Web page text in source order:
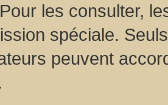
les consulter,
spéciale.
peuvent